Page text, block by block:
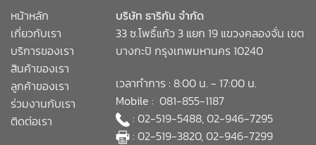
หน้าหลัก
เกี่ยวกับเรา
บริการของเรา
สินค้าของเรา
ลูกค้าของเรา
ร่วมงานกับเรา
ติดต่อเรา
บริษัท ธาริกัน จำกัด
33 ซ.โพธิ์แก้ว 3 แยก 19 แขวงคลองจั่น เขต
บางกะปิ กรุงเทพมหานคร 10240
เวลาทำการ : 8:00 น. - 17:00 น.
Mobile : 081-855-1187
: 02-519-5488, 02-946-7295
: 02-519-3820, 02-946-7299